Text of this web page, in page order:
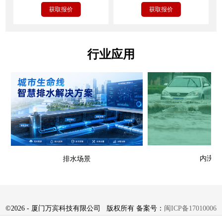
获取报价 获取报价
行业应用
排水场景 内涝场
©2026 - 厦门万宾科技有限公司 版权所有 备案号： 闽ICP备17010006